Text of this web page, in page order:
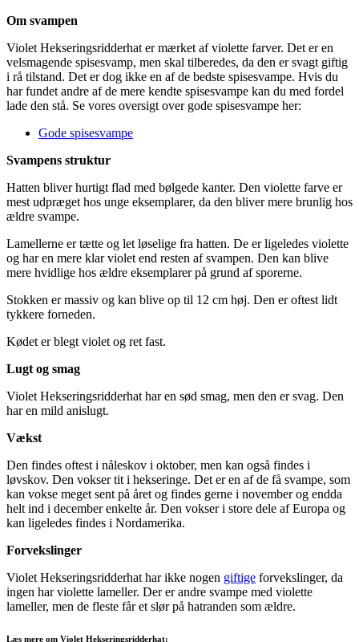
Om svampen
Violet Hekseringsridderhat er mærket af violette farver. Det er en
velsmagende spisesvamp, men skal tilberedes, da den er svagt giftig
i rå tilstand. Det er dog ikke en af de bedste spisesvampe. Hvis du
har fundet andre af de mere kendte spisesvampe kan du med fordel
lade den stå. Se vores oversigt over gode spisesvampe her:
Gode spisesvampe
Svampens struktur
Hatten bliver hurtigt flad med bølgede kanter. Den violette farve er
mest udpræget hos unge eksemplarer, da den bliver mere brunlig hos
ældre svampe.
Lamellerne er tætte og let løselige fra hatten. De er ligeledes violette
og har en mere klar violet end resten af svampen. Den kan blive
mere hvidlige hos ældre eksemplarer på grund af sporerne.
Stokken er massiv og kan blive op til 12 cm høj. Den er oftest lidt
tykkere forneden.
Kødet er blegt violet og ret fast.
Lugt og smag
Violet Hekseringsridderhat har en sød smag, men den er svag. Den
har en mild anislugt.
Vækst
Den findes oftest i nåleskov i oktober, men kan også findes i
løvskov. Den vokser tit i hekseringe. Det er en af de få svampe, som
kan vokse meget sent på året og findes gerne i november og endda
helt ind i december enkelte år. Den vokser i store dele af Europa og
kan ligeledes findes i Nordamerika.
Forvekslinger
Violet Hekseringsridderhat har ikke nogen giftige forvekslinger, da
ingen har violette lameller. Der er andre svampe med violette
lameller, men de fleste får et slør på hatranden som ældre.
Læs mere om Violet Hekseringsridderhat: